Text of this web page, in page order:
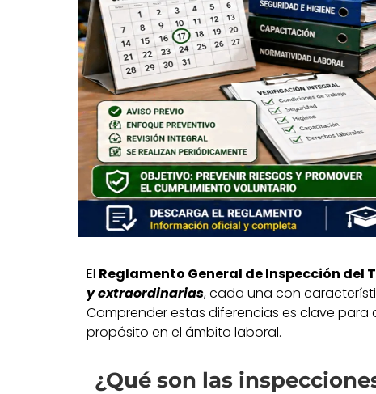
El Reglamento General de Inspección del
y extraordinarias, cada una con
Comprender estas diferencias es clave
propósito en el ámbito laboral.
¿Qué son las